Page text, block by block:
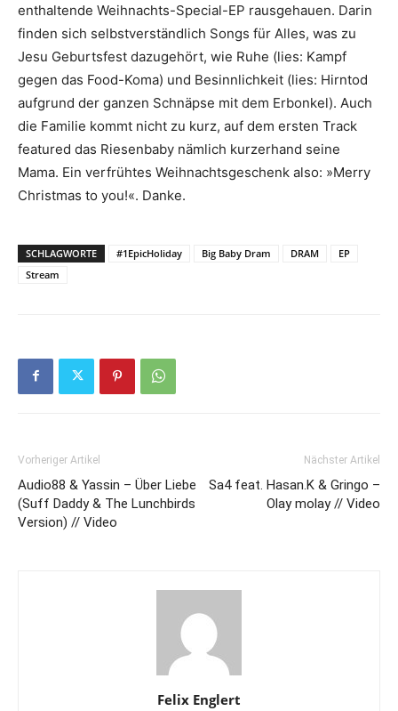
enthaltende Weihnachts-Special-EP rausgehauen. Darin
finden sich selbstverständlich Songs für Alles, was zu
Jesu Geburtsfest dazugehört, wie Ruhe (lies: Kampf
gegen das Food-Koma) und Besinnlichkeit (lies: Hirntod
aufgrund der ganzen Schnäpse mit dem Erbonkel). Auch
die Familie kommt nicht zu kurz, auf dem ersten Track
featured das Riesenbaby nämlich kurzerhand seine
Mama. Ein verfrühtes Weihnachtsgeschenk also: »Merry
Christmas to you!«. Danke.
SCHLAGWORTE #1EpicHoliday Big Baby Dram DRAM
EP
Stream
Vorheriger Artikel
Audio88 & Yassin – Über Liebe
(Suff Daddy & The Lunchbirds
Version) // Video
Nächster Artikel
Sa4 feat. Hasan.K & Gringo –
Olay molay // Video
Felix Englert